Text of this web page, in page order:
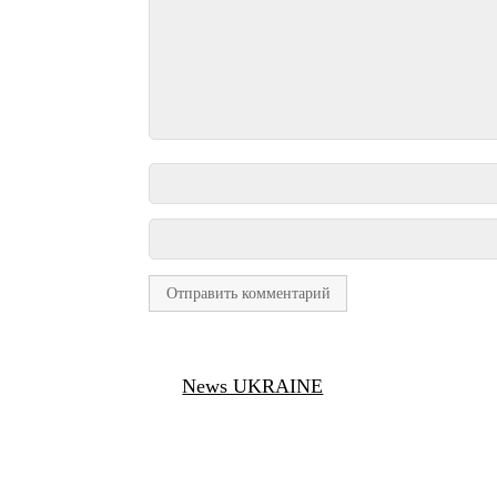
News UKRAINE